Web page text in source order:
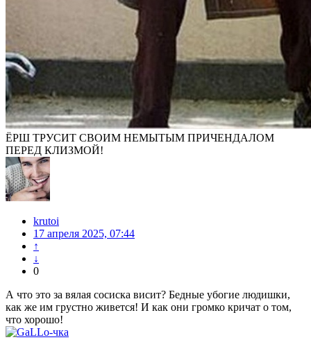
ЁРШ ТРУСИТ СВОИМ НЕМЫТЫМ ПРИЧЕНДАЛОМ
ПЕРЕД КЛИЗМОЙ!
krutoi
17 апреля 2025, 07:44
↑
↓
0
А что это за вялая сосиска висит? Бедные убогие людишки,
как же им грустно живется! И как они громко кричат о том,
что хорошо!